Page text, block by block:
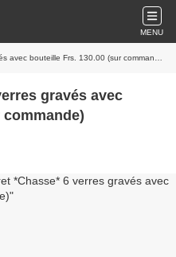
MENU
bouteille Frs. 130.00 (sur commande)
130.00 (sur commande)